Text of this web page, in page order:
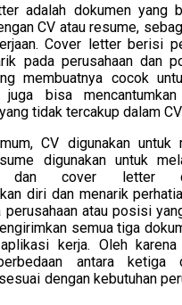
adalah dokumen yang
CV atau resume,
Cover letter berisi
pada perusahaan dan
membuatnya cocok
bisa mencantumkan
tidak tercakup dalam
CV digunakan untuk
digunakan untuk
dan cover letter
diri dan menarik
perusahaan atau posisi
semua tiga
kerja. Oleh
antara
dengan kebutuhan